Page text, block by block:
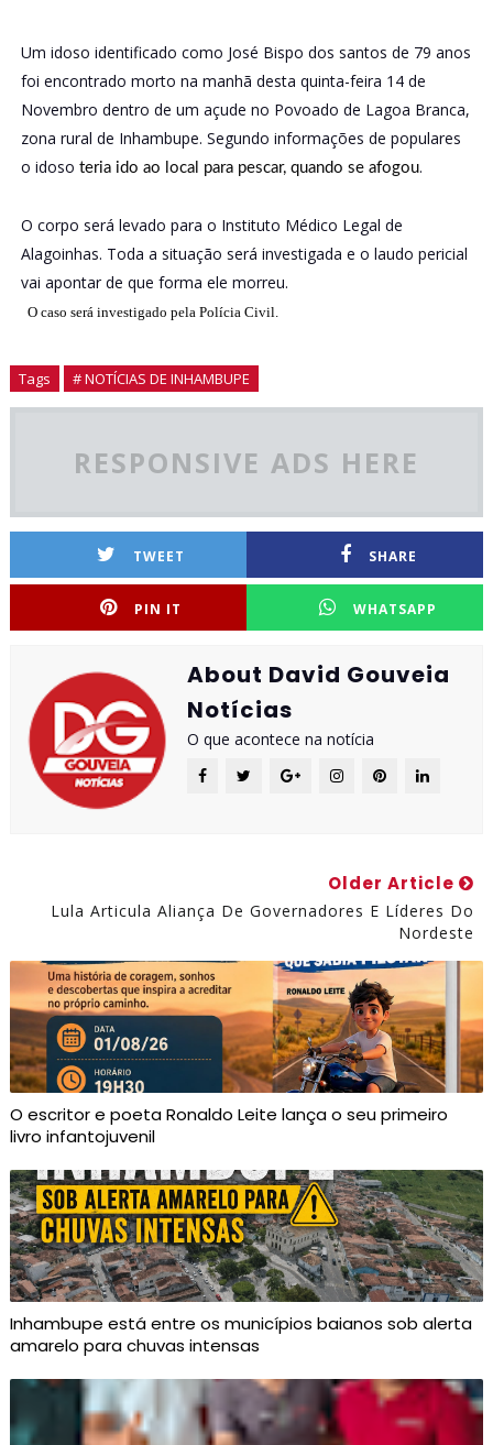
Um idoso identificado como José Bispo dos santos de 79 anos
foi encontrado morto na manhã desta quinta-feira 14 de
Novembro dentro de um açude no Povoado de Lagoa Branca,
zona rural de Inhambupe. Segundo informações de populares
o idoso teria ido ao local para pescar, quando se afogou.
O corpo será levado para o Instituto Médico Legal de
Alagoinhas. Toda a situação será investigada e o laudo pericial
vai apontar de que forma ele morreu.
O caso será investigado pela Polícia Civil.
Tags # NOTÍCIAS DE INHAMBUPE
RESPONSIVE ADS HERE
TWEET SHARE
PIN IT WHATSAPP
About David Gouveia
Notícias
O que acontece na notícia
Older Article
Lula Articula Aliança De Governadores E Líderes Do
Nordeste
O escritor e poeta Ronaldo Leite lança o seu primeiro
livro infantojuvenil
Inhambupe está entre os municípios baianos sob alerta
amarelo para chuvas intensas